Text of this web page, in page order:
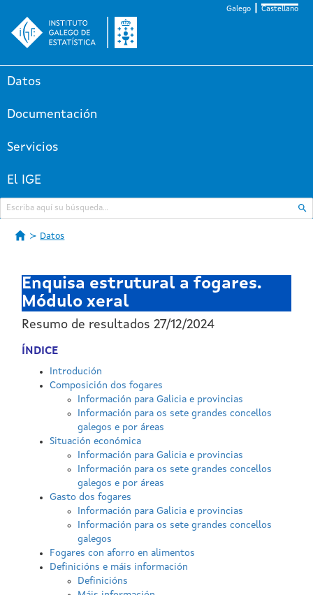
Galego Castellano
Datos
Documentación
Servicios
El IGE
Datos